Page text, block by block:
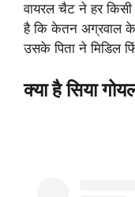
वायरल चैट ने हर किसी
है कि केतन अग्रवाल के
उसके पिता ने मिडिल
क्या है सिया